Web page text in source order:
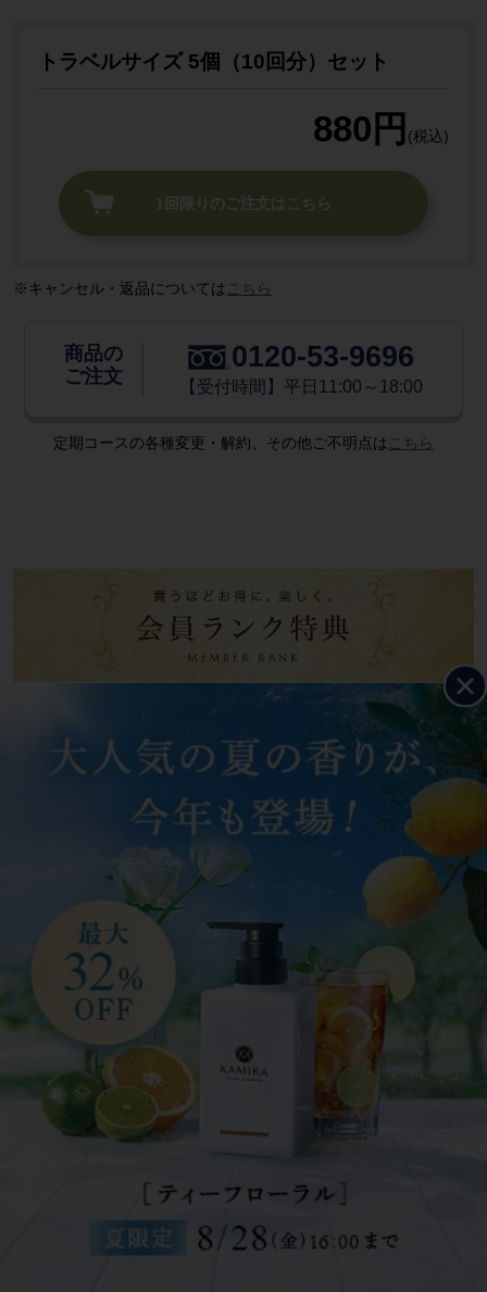
トラベルサイズ 5個（10回分）セット
880円 (税込)
1回限りのご注文はこちら
キャンセル・返品については こちら
商品の
ご注文
0120-53-9696
【受付時間】平日11:00～18:00
定期コースの各種変更・解約、その他ご不明点は こちら
各種お問い合わせ
定期コースの各種変更・解約、その他ご不明点
はこちらから